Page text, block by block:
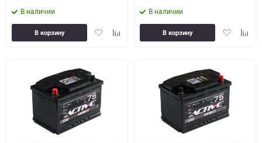
В наличии
ДобавитьДобавить
В корзину
В наличии
Добавить
В корзину